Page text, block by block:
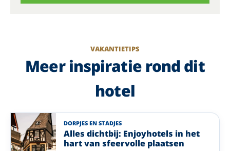
VAKANTIETIPS
Meer inspiratie rond dit
hotel
DORPJES EN STADJES
Alles dichtbij: Enjoyhotels in het
hart van sfeervolle plaatsen